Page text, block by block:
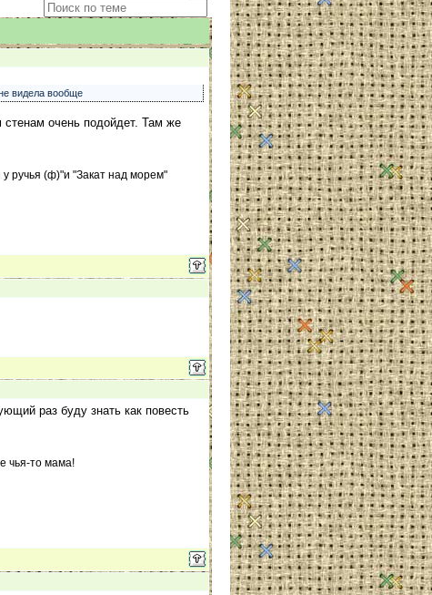
видела вообще
очень подойдет. Там же
ручья (ф)"и "Закат над морем"
раз буду знать как повесть
чья-то мама!